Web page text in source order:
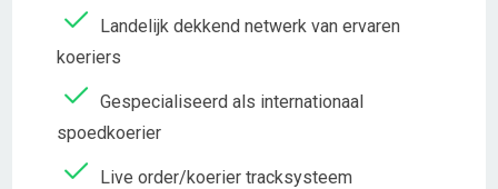
Landelijk dekkend netwerk van ervaren
koeriers
Gespecialiseerd als internationaal
spoedkoerier
Live order/koerier tracksysteem